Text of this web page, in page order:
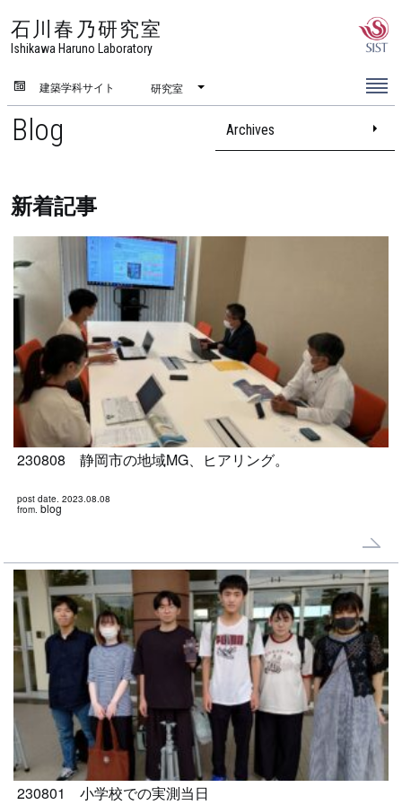
石川春乃研究室
Ishikawa Haruno Laboratory
建築学科サイト 研究室
Blog Archives
新着記事
230808 静岡市の地域MG、ヒアリング。
post date. 2023.08.08
from.blog
230801 小学校での実測当日